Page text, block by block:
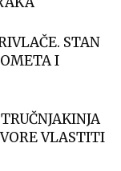
STAN
I
VLASTITI